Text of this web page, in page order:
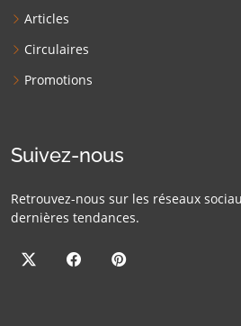
Articles
Circulaires
Promotions
Suivez-nous
Retrouvez-nous sur les réseaux
dernières tendances.